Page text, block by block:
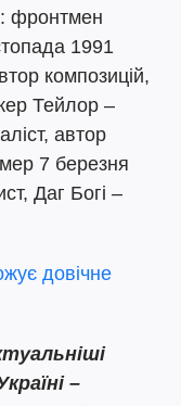
фронтмен
1991
композицій,
Тейлор –
автор
7 березня
Даг Богі –
довічне
–